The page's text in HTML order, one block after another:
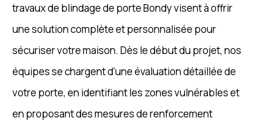
travaux de blindage de porte Bondy visent à offrir
une solution complète et personnalisée pour
sécuriser votre maison. Dès le début du projet, nos
équipes se chargent d’une évaluation détaillée de
votre porte, en identifiant les zones vulnérables et
en proposant des mesures de renforcement